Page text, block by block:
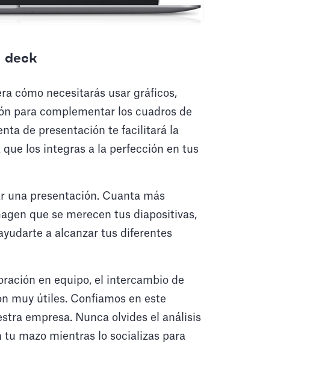
deck
cómo necesitarás usar gráficos,
para complementar los cuadros de
de presentación te facilitará la
los integras a la perfección en tus
una presentación. Cuanta más
que se merecen tus diapositivas,
a alcanzar tus diferentes
en equipo, el intercambio de
muy útiles. Confiamos en este
empresa. Nunca olvides el análisis
mazo mientras lo socializas para